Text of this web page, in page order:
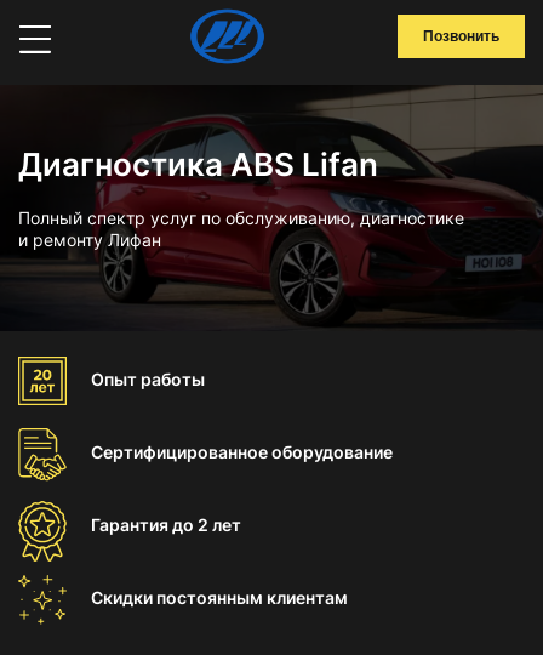
Позвонить
Диагностика ABS Lifan
Полный спектр услуг по обслуживанию, диагностике
и ремонту Лифан
Опыт работы
Сертифицированноеоборудование
Гарантиядо 2 лет
Скидки постоянным клиентам